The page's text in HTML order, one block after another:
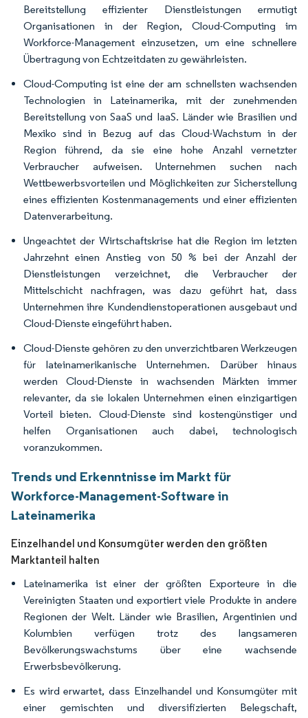
Bereitstellung effizienter Dienstleistungen ermutigt
Organisationen in der Region, Cloud-Computing im
Workforce-Management einzusetzen, um eine schnellere
Übertragung von Echtzeitdaten zu gewährleisten.
Cloud-Computing ist eine der am schnellsten wachsenden
Technologien in Lateinamerika, mit der zunehmenden
Bereitstellung von SaaS und IaaS. Länder wie Brasilien und
Mexiko sind in Bezug auf das Cloud-Wachstum in der
Region führend, da sie eine hohe Anzahl vernetzter
Verbraucher aufweisen. Unternehmen suchen nach
Wettbewerbsvorteilen und Möglichkeiten zur Sicherstellung
eines effizienten Kostenmanagements und einer effizienten
Datenverarbeitung.
Ungeachtet der Wirtschaftskrise hat die Region im letzten
Jahrzehnt einen Anstieg von 50 % bei der Anzahl der
Dienstleistungen verzeichnet, die Verbraucher der
Mittelschicht nachfragen, was dazu geführt hat, dass
Unternehmen ihre Kundendienstoperationen ausgebaut und
Cloud-Dienste eingeführt haben.
Cloud-Dienste gehören zu den unverzichtbaren Werkzeugen
für lateinamerikanische Unternehmen. Darüber hinaus
werden Cloud-Dienste in wachsenden Märkten immer
relevanter, da sie lokalen Unternehmen einen einzigartigen
Vorteil bieten. Cloud-Dienste sind kostengünstiger und
helfen Organisationen auch dabei, technologisch
voranzukommen.
Trends und Erkenntnisse im Markt für
Workforce-Management-Software in
Lateinamerika
Einzelhandel und Konsumgüter werden den größten
Marktanteil halten
Lateinamerika ist einer der größten Exporteure in die
Vereinigten Staaten und exportiert viele Produkte in andere
Regionen der Welt. Länder wie Brasilien, Argentinien und
Kolumbien verfügen trotz des langsameren
Bevölkerungswachstums über eine wachsende
Erwerbsbevölkerung.
Es wird erwartet, dass Einzelhandel und Konsumgüter mit
einer gemischten und diversifizierten Belegschaft,